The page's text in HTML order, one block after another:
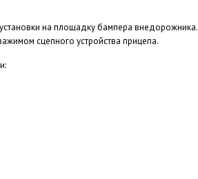
на площадку бампера внедорожника.
сцепного устройства прицепа.